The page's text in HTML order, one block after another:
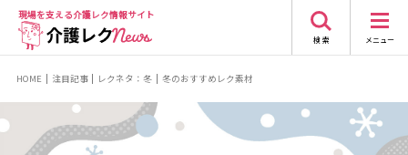
現場を支える介護レク情報サイト
検 索 メニュー
HOME 注目記事 レクネタ：冬 冬のおすすめレク素材